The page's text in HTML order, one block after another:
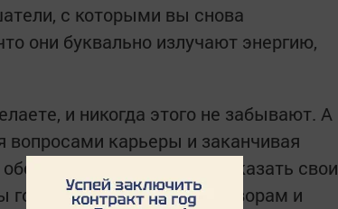
с которыми вы снова
они буквально излучают энергию,
и никогда этого не забывают. А
карьеры и заканчивая
любую тему, рассказать свои
готовы к открытым разговорам и